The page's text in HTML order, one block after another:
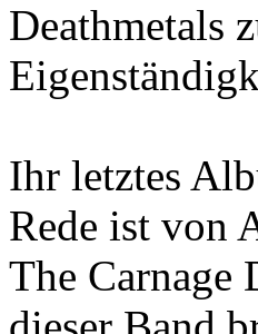
Deathmetals
Ihr letztes
Rede ist von
The Carnage